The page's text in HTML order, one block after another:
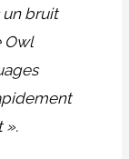
un bruit
Owl
».